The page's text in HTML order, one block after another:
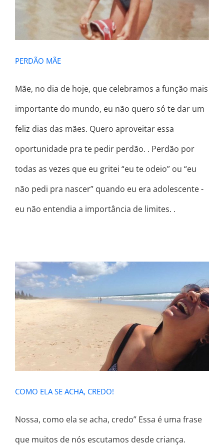
PERDÃO MÃE
Mãe, no dia de hoje, que celebramos a função mais
importante do mundo, eu não quero só te dar um
feliz dias das mães. Quero aproveitar essa
oportunidade pra te pedir perdão. . Perdão por
todas as vezes que eu gritei “eu te odeio” ou “eu
não pedi pra nascer” quando eu era adolescente -
eu não entendia a importância de limites. .
COMO ELA SE ACHA, CREDO!
COMO ELA SE ACHA, CREDO!
Nossa, como ela se acha, credo” Essa é uma frase
que muitos de nós escutamos desde criança.